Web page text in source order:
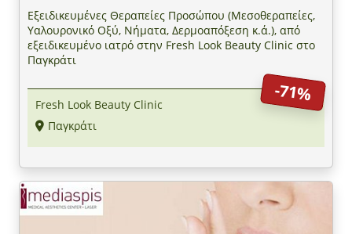
Εξειδικευμένες Θεραπείες Προσώπου (Μεσοθεραπείες,
Υαλουρονικό Οξύ, Νήματα, Δερμοαπόξεση κ.ά.), από
εξειδικευμένο ιατρό στην Fresh Look Beauty Clinic στο
Παγκράτι
-71%
Fresh Look Beauty Clinic
Παγκράτι